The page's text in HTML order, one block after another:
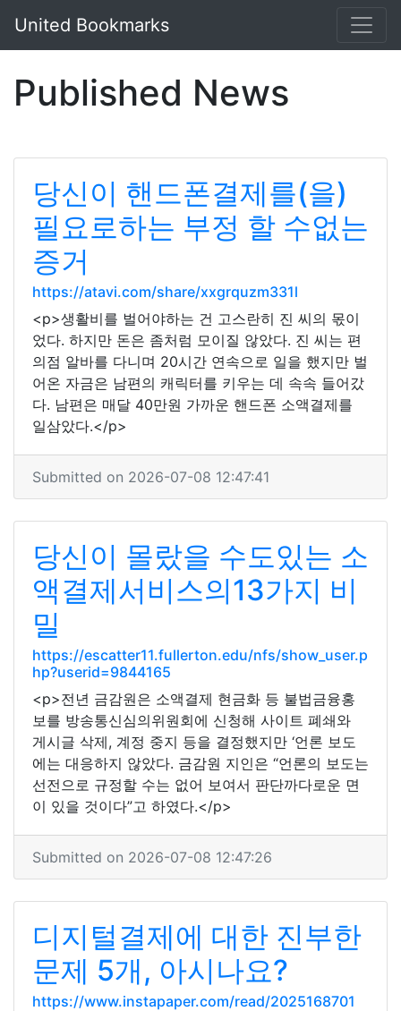
United Bookmarks
Published News
당신이 핸드폰결제를(을)
필요로하는 부정 할 수없는
증거
https://atavi.com/share/xxgrquzm331l
<p>생활비를 벌어야하는 건 고스란히 진 씨의 몫이
었다. 하지만 돈은 좀처럼 모이질 않았다. 진 씨는 편
의점 알바를 다니며 20시간 연속으로 일을 했지만 벌
어온 자금은 남편의 캐릭터를 키우는 데 속속 들어갔
다. 남편은 매달 40만원 가까운 핸드폰 소액결제를
일삼았다.</p>
Submitted on 2026-07-08 12:47:41
당신이 몰랐을 수도있는 소
액결제서비스의13가지 비
밀
https://escatter11.fullerton.edu/nfs/show_user.p
hp?userid=9844165
<p>전년 금감원은 소액결제 현금화 등 불법금융홍
보를 방송통신심의위원회에 신청해 사이트 폐쇄와
게시글 삭제, 계정 중지 등을 결정했지만 ‘언론 보도
에는 대응하지 않았다. 금감원 지인은 “언론의 보도는
선전으로 규정할 수는 없어 보여서 판단까다로운 면
이 있을 것이다”고 하였다.</p>
Submitted on 2026-07-08 12:47:26
디지털결제에 대한 진부한
문제 5개, 아시나요?
https://www.instapaper.com/read/2025168701